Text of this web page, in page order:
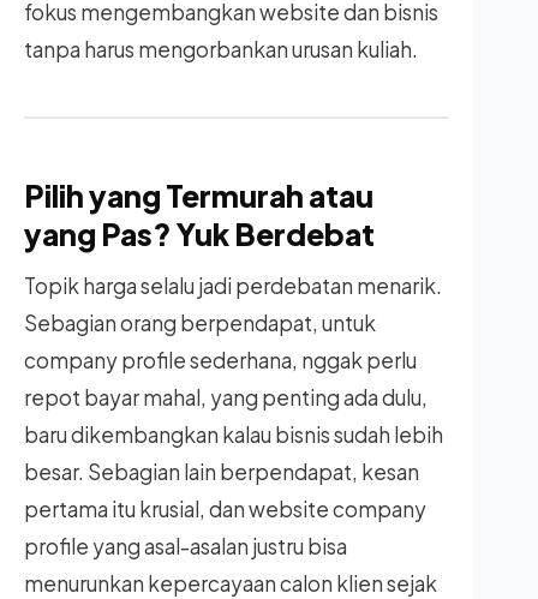
fokus mengembangkan website dan bisnis
tanpa harus mengorbankan urusan kuliah.
Pilih yang Termurah atau
yang Pas? Yuk Berdebat
Topik harga selalu jadi perdebatan menarik.
Sebagian orang berpendapat, untuk
company profile sederhana, nggak perlu
repot bayar mahal, yang penting ada dulu,
baru dikembangkan kalau bisnis sudah lebih
besar. Sebagian lain berpendapat, kesan
pertama itu krusial, dan website company
profile yang asal-asalan justru bisa
menurunkan kepercayaan calon klien sejak